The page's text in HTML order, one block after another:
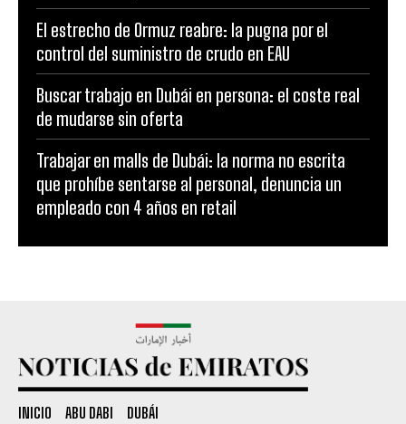
El estrecho de Ormuz reabre: la pugna por el
control del suministro de crudo en EAU
Buscar trabajo en Dubái en persona: el coste real
de mudarse sin oferta
Trabajar en malls de Dubái: la norma no escrita
que prohíbe sentarse al personal, denuncia un
empleado con 4 años en retail
INICIO ABU DABI DUBÁI